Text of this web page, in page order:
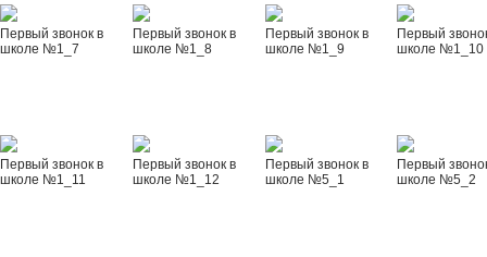
Первый звонок в
школе №1_7
Первый звонок в
школе №1_8
Первый звонок в
школе №1_9
Первый
школе №1_10
Первый звонок в
школе №1_11
Первый звонок в
школе №1_12
Первый звонок в
школе №5_1
Первый
школе №5_2